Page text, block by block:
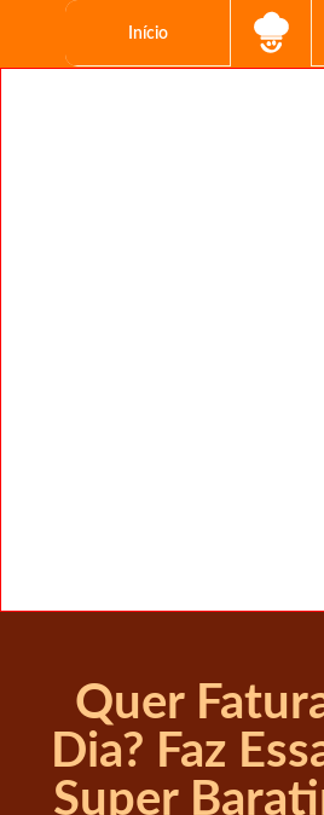
Início
Quer
Dia? Faz
Super